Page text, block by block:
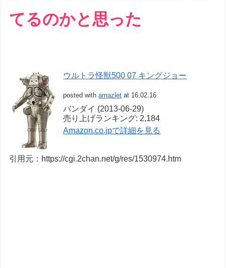
てるのかと思った
ウルトラ怪獣500 07 キングジョー
posted withamazlet at 16.02.16
バンダイ (2013-06-29)
売り上げランキング: 2,184
Amazon.co.jpで詳細を見る
引用元：https://cgi.2chan.net/g/res/1530974.htm